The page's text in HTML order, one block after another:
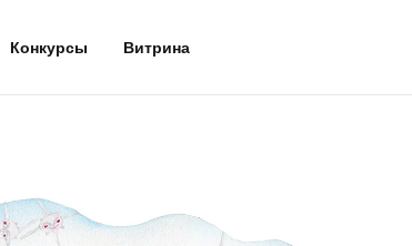
Конкурсы Витрина